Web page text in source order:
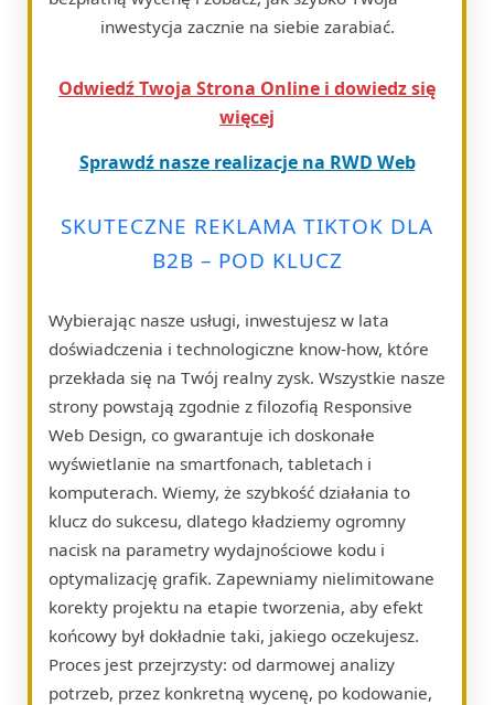
inwestycja zacznie na siebie zarabiać.
Odwiedź Twoja Strona Online i dowiedz się
więcej
Sprawdź nasze realizacje na RWD Web
SKUTECZNE REKLAMA TIKTOK DLA
B2B – POD KLUCZ
Wybierając nasze usługi, inwestujesz w lata
doświadczenia i technologiczne know-how, które
przekłada się na Twój realny zysk. Wszystkie nasze
strony powstają zgodnie z filozofią Responsive
Web Design, co gwarantuje ich doskonałe
wyświetlanie na smartfonach, tabletach i
komputerach. Wiemy, że szybkość działania to
klucz do sukcesu, dlatego kładziemy ogromny
nacisk na parametry wydajnościowe kodu i
optymalizację grafik. Zapewniamy nielimitowane
korekty projektu na etapie tworzenia, aby efekt
końcowy był dokładnie taki, jakiego oczekujesz.
Proces jest przejrzysty: od darmowej analizy
potrzeb, przez konkretną wycenę, po kodowanie,